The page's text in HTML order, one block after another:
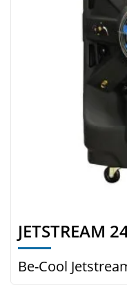
JETSTREAM
Be-Cool